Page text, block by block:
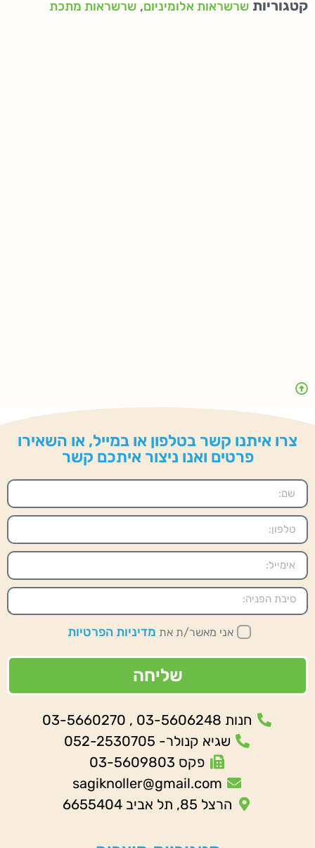
קטגוריות שרשראות אלומיניום, שרשראות מתכת
צרו איתנו קשר בטלפון או במייל, או השאירו
פרטים ואנו ניצור איתכם קשר
אני מאשר/ת את מדיניות הפרטיות
שליחה
חנות 03-5606248 , 03-5660270
שגיא קנולר- 052-2530705
פקס 03-5609803
sagiknoller@gmail.com
הרצל 85, תל אביב 6655404